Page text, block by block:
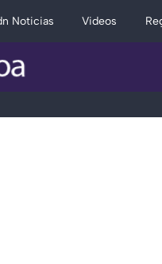
Noticias Videos